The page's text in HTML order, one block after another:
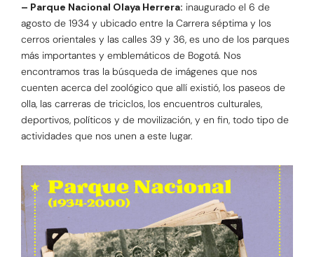
– Parque Nacional Olaya Herrera: inaugurado el 6 de
agosto de 1934 y ubicado entre la Carrera séptima y los
cerros orientales y las calles 39 y 36, es uno de los parques
más importantes y emblemáticos de Bogotá. Nos
encontramos tras la búsqueda de imágenes que nos
cuenten acerca del zoológico que allí existió, los paseos de
olla, las carreras de triciclos, los encuentros culturales,
deportivos, políticos y de movilización, y en fin, todo tipo de
actividades que nos unen a este lugar.